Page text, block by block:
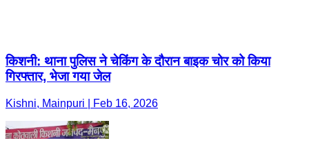
किशनी: थाना पुलिस ने चेकिंग के दौरान बाइक चोर को किया
गिरफ्तार, भेजा गया जेल
Kishni, Mainpuri | Feb 16, 2026